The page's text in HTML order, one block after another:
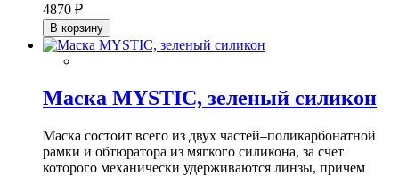
4870 ₽
В корзину
Маска MYSTIC, зеленый силикон
Маска состоит всего из двух частей–поликарбонатной
рамки и обтюратора из мягкого силикона, за счет
которого механически удерживаются линзы, причем